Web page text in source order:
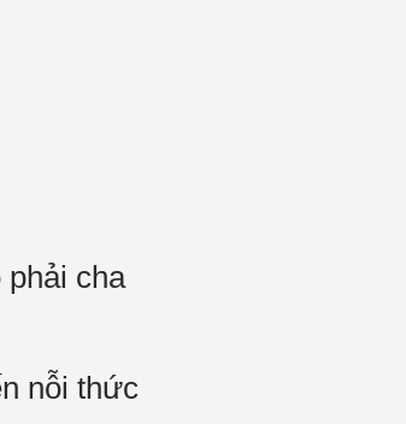
phải cha
nỗi thức